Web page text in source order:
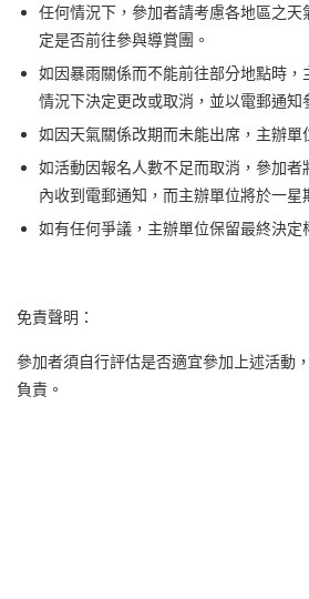
任何情況下，參加者請考慮各地區之
定是否前往參與導賞團。
如因暴雨關係而不能前往部分地點時
情況下決定更改或取消，並以電郵通知
如因天氣關係改期而未能出席，主辦單
如活動因報名人數不足而取消，參加
內收到電郵通知，而主辦單位將於一星
如有任何爭議，主辦單位保留最終決定
免責聲明：
參加者須自行評估是否適宜參加上述活動
負責。